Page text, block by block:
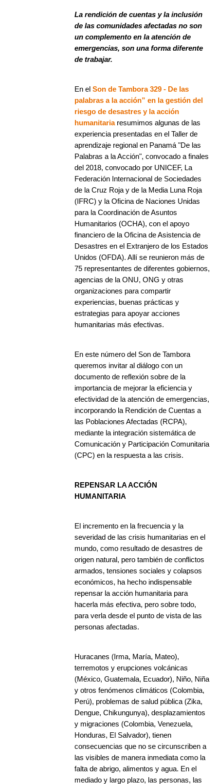
La rendición de cuentas y la inclusión
de las comunidades afectadas no son
un complemento en la atención de
emergencias, son una forma diferente
de trabajar.
En el Son de Tambora 329 - De las
palabras a la acción” en la gestión del
riesgo de desastres y la acción
humanitariaresumimos algunas de las
experiencia presentadas en el Taller de
aprendizaje regional en Panamá "De las
Palabras a la Acción", convocado a finales
del 2018, convocado por UNICEF, La
Federación Internacional de Sociedades
de la Cruz Roja y de la Media Luna Roja
(IFRC) y la Oficina de Naciones Unidas
para la Coordinación de Asuntos
Humanitarios (OCHA), con el apoyo
financiero de la Oficina de Asistencia de
Desastres en el Extranjero de los Estados
Unidos (OFDA). Allí se reunieron más de
75 representantes de diferentes gobiernos,
agencias de la ONU, ONG y otras
organizaciones para compartir
experiencias, buenas prácticas y
estrategias para apoyar acciones
humanitarias más efectivas.
En este número del Son de Tambora
queremos invitar al diálogo con un
documento de reflexión sobre de la
importancia de mejorar la eficiencia y
efectividad de la atención de emergencias,
incorporando la Rendición de Cuentas a
las Poblaciones Afectadas (RCPA),
mediante la integración sistemática de
Comunicación y Participación Comunitaria
(CPC) en la respuesta a las crisis.
REPENSAR LA ACCIÓN
HUMANITARIA
El incremento en la frecuencia y la
severidad de las crisis humanitarias en el
mundo, como resultado de desastres de
origen natural, pero también de conflictos
armados, tensiones sociales y colapsos
económicos, ha hecho indispensable
repensar la acción humanitaria para
hacerla más efectiva, pero sobre todo,
para verla desde el punto de vista de las
personas afectadas.
Huracanes (Irma, María, Mateo),
terremotos y erupciones volcánicas
(México, Guatemala, Ecuador), Niño, Niña
y otros fenómenos climáticos (Colombia,
Perú), problemas de salud pública (Zika,
Dengue, Chikungunya), desplazamientos
y migraciones (Colombia, Venezuela,
Honduras, El Salvador), tienen
consecuencias que no se circunscriben a
las visibles de manera inmediata como la
falta de abrigo, alimentos y agua. En el
mediado y largo plazo, las personas, las